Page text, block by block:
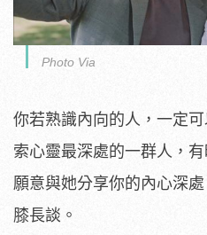
Photo Via
你若熟識內向的人，一定
索心靈最深處的一群人，
願意與她分享你的內心深
膝長談。